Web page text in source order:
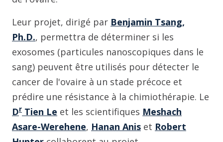
Leur projet, dirigé par Benjamin Tsang,
Ph.D., permettra de déterminer si les
exosomes (particules nanoscopiques dans le
sang) peuvent être utilisés pour détecter le
cancer de l'ovaire à un stade précoce et
prédire une résistance à la chimiothérapie. Le
Dr Tien Le et les scientifiques Meshach
Asare-Werehene, Hanan Anis et Robert